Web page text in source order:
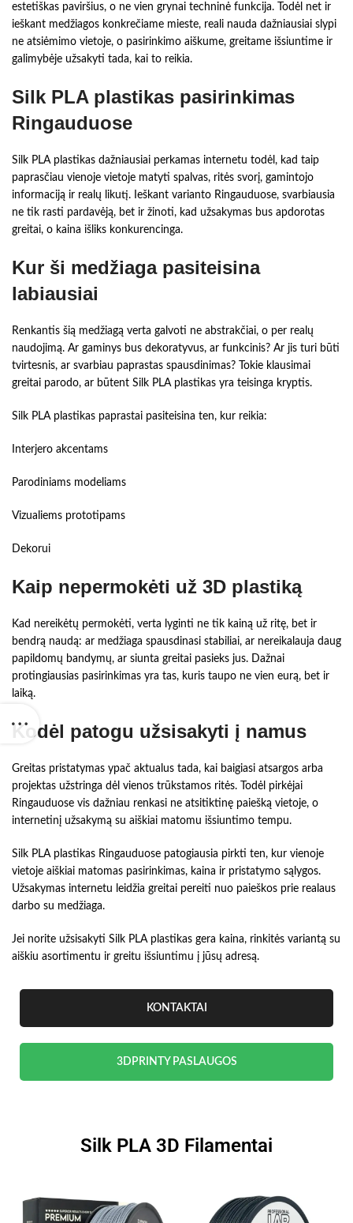
estetiškas paviršius, o ne vien grynai techninė funkcija. Todėl net ir
ieškant medžiagos konkrečiame mieste, reali nauda dažniausiai slypi
ne atsiėmimo vietoje, o pasirinkimo aiškume, greitame išsiuntime ir
galimybėje užsakyti tada, kai to reikia.
Silk PLA plastikas pasirinkimas
Ringauduose
Silk PLA plastikas dažniausiai perkamas internetu todėl, kad taip
paprasčiau vienoje vietoje matyti spalvas, ritės svorį, gamintojo
informaciją ir realų likutį. Ieškant varianto Ringauduose, svarbiausia
ne tik rasti pardavėją, bet ir žinoti, kad užsakymas bus apdorotas
greitai, o kaina išliks konkurencinga.
Kur ši medžiaga pasiteisina
labiausiai
Renkantis šią medžiagą verta galvoti ne abstrakčiai, o per realų
naudojimą. Ar gaminys bus dekoratyvus, ar funkcinis? Ar jis turi būti
tvirtesnis, ar svarbiau paprastas spausdinimas? Tokie klausimai
greitai parodo, ar būtent Silk PLA plastikas yra teisinga kryptis.
Silk PLA plastikas paprastai pasiteisina ten, kur reikia:
Interjero akcentams
Parodiniams modeliams
Vizualiems prototipams
Dekorui
Kaip nepermokėti už 3D plastiką
Kad nereikėtų permokėti, verta lyginti ne tik kainą už ritę, bet ir
bendrą naudą: ar medžiaga spausdinasi stabiliai, ar nereikalauja daug
papildomų bandymų, ar siunta greitai pasieks jus. Dažnai
protingiausias pasirinkimas yra tas, kuris taupo ne vien eurą, bet ir
laiką.
Kodėl patogu užsisakyti į namus
Greitas pristatymas ypač aktualus tada, kai baigiasi atsargos arba
projektas užstringa dėl vienos trūkstamos ritės. Todėl pirkėjai
Ringauduose vis dažniau renkasi ne atsitiktinę paiešką vietoje, o
internetinį užsakymą su aiškiai matomu išsiuntimo tempu.
Silk PLA plastikas Ringauduose patogiausia pirkti ten, kur vienoje
vietoje aiškiai matomas pasirinkimas, kaina ir pristatymo sąlygos.
Užsakymas internetu leidžia greitai pereiti nuo paieškos prie realaus
darbo su medžiaga.
Jei norite užsisakyti Silk PLA plastikas gera kaina, rinkitės variantą su
aiškiu asortimentu ir greitu išsiuntimu į jūsų adresą.
KONTAKTAI
3DPRINTY PASLAUGOS
Silk PLA 3D Filamentai